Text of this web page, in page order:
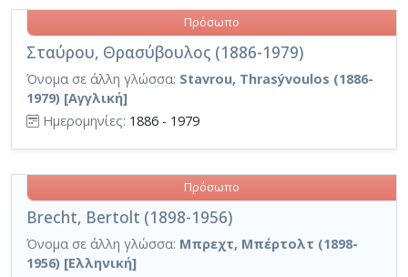
Σταύρου, Θρασύβουλος (1886-1979)
Πρόσωπο
Όνομα σε άλλη γλώσσα: Stavrou, Thrasývoulos (1886-
1979) [Αγγλική]
Ημερομηνίες: 1886 - 1979
Brecht, Bertolt (1898-1956)
Πρόσωπο
Όνομα σε άλλη γλώσσα: Μπρεχτ, Μπέρτολτ (1898-
1956) [Ελληνική]